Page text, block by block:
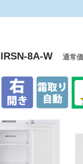
8A-W 通常